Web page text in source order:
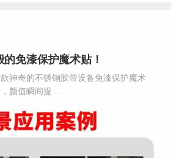
免漆保护魔术贴！
神奇的不锈钢胶带设备免漆保护魔术
颜值瞬间提 ...